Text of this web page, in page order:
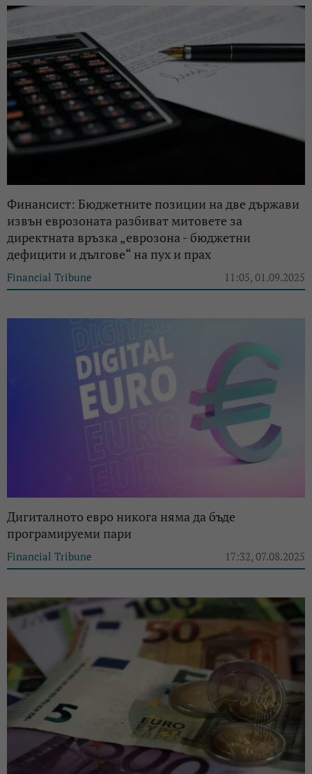
Финансист: Бюджетните позиции на две държави
извън еврозоната разбиват митовете за
директната връзка „еврозона - бюджетни
дефицити и дългове“ на пух и прах
Financial Tribune 11:05, 01.09.2025
Дигиталното евро никога няма да бъде
програмируеми пари
Financial Tribune 17:32, 07.08.2025